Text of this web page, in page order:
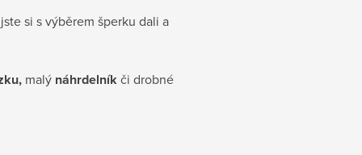
si s výběrem šperku dali a
malý náhrdelníkči drobné